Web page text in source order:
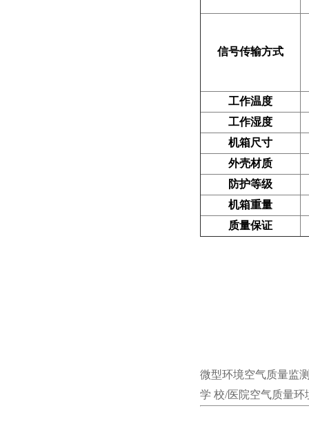
信号传输方式
工作温度
工作湿度
机箱尺寸
外壳材质
防护等级
机箱重量
质量保证
微型环境空气质量监
学 校/医院空气质量环境